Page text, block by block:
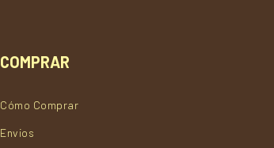
COMPRAR
Cómo Comprar
Envios